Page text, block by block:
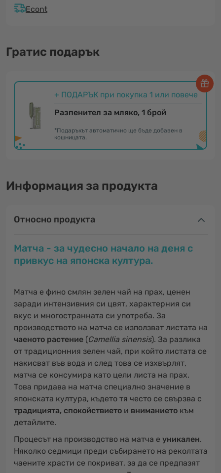
Econt
Гратис подарък
+ ПОДАРЪК при покупка 1 или повече
Разпенител за мляко, 1 брой
*Подаръкът автоматично ще бъде добавен в
кошницата.
Информация за продукта
Относно продукта
Матча - за чудесно начало на деня с
привкус на японска култура.
Матча е фино смлян зелен чай на прах, ценен
заради интензивния си цвят, характерния си
вкус и многостранната си употреба. За
производството на матча се използват листата на
чаеното растение (Camellia sinensis). За разлика
от традиционния зелен чай, при който листата се
накисват във вода и след това се изхвърлят,
матча се консумира като цели листа на прах.
Това придава на матча специално значение в
японската култура, където тя често се свързва с
традицията, спокойствието и вниманието към
детайлите.
Процесът на производство на матча е уникален.
Няколко седмици преди събирането на реколтата
чаените храсти се покриват, за да се предпазят